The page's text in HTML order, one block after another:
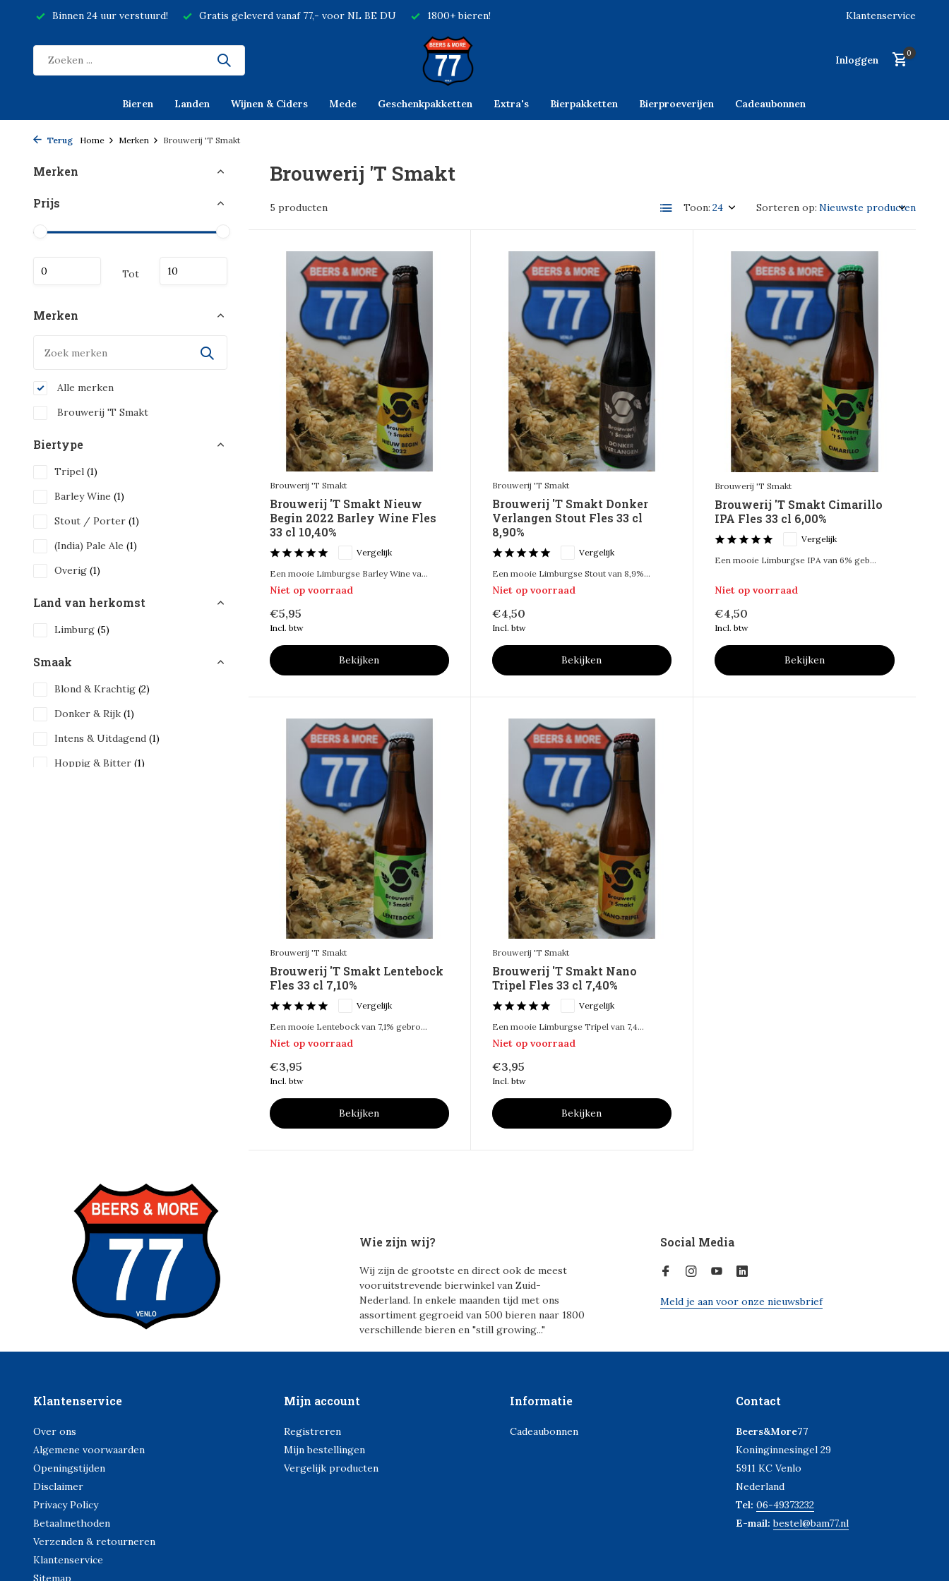
Binnen 24 uur verstuurd! Gratis geleverd vanaf 77,- voor NL BE DU 1800+ bieren! Klantenservice
Inloggen
0
Bieren Landen Wijnen & Ciders Mede Geschenkpakketten Extra's Bierpakketten Bierproeverijen Cadeaubonnen
Terug Home Merken Brouwerij 'T Smakt
Merken
Prijs
Tot
Merken
Alle merken
Brouwerij 'T Smakt
Biertype
Tripel (1)
Barley Wine (1)
Stout / Porter (1)
(India) Pale Ale (1)
Overig (1)
Land van herkomst
Limburg (5)
Smaak
Blond & Krachtig (2)
Donker & Rijk (1)
Intens & Uitdagend (1)
Hoppig & Bitter (1)
Brouwerij 'T Smakt
5 producten Toon: Sorteren op:
Brouwerij 'T Smakt
Brouwerij 'T Smakt Nieuw
Begin 2022 Barley Wine Fles
33 cl 10,40%
Vergelijk
Een mooie Limburgse Barley Wine va...
Niet op voorraad
€5,95
Incl. btw
Bekijken
Brouwerij 'T Smakt
Brouwerij 'T Smakt Donker
Verlangen Stout Fles 33 cl
8,90%
Vergelijk
Een mooie Limburgse Stout van 8,9%...
Niet op voorraad
€4,50
Incl. btw
Bekijken
Brouwerij 'T Smakt
Brouwerij 'T Smakt Cimarillo
IPA Fles 33 cl 6,00%
Vergelijk
Een mooie Limburgse IPA van 6% geb...
Niet op voorraad
€4,50
Incl. btw
Bekijken
Brouwerij 'T Smakt
Brouwerij 'T Smakt Lentebock
Fles 33 cl 7,10%
Vergelijk
Een mooie Lentebock van 7,1% gebro...
Niet op voorraad
€3,95
Incl. btw
Bekijken
Brouwerij 'T Smakt
Brouwerij 'T Smakt Nano
Tripel Fles 33 cl 7,40%
Vergelijk
Een mooie Limburgse Tripel van 7,4...
Niet op voorraad
€3,95
Incl. btw
Bekijken
Wie zijn wij?
Wij zijn de grootste en direct ook de meest
vooruitstrevende bierwinkel van Zuid-
Nederland. In enkele maanden tijd met ons
assortiment gegroeid van 500 bieren naar 1800
verschillende bieren en "still growing..."
Social Media
Meld je aan voor onze nieuwsbrief
Klantenservice
Over ons
Algemene voorwaarden
Openingstijden
Disclaimer
Privacy Policy
Betaalmethoden
Verzenden & retourneren
Klantenservice
Sitemap
Mijn account
Registreren
Mijn bestellingen
Vergelijk producten
Informatie
Cadeaubonnen
Contact
Beers&More77
Koninginnesingel 29
5911 KC Venlo
Nederland
Tel: 06-49373232
E-mail:bestel@bam77.nl